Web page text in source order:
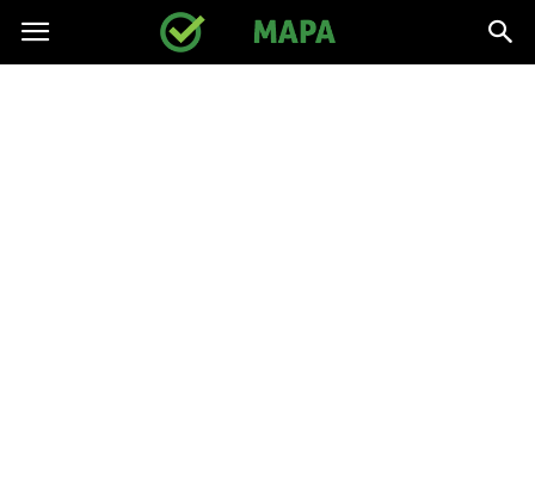
gpmapa.pl